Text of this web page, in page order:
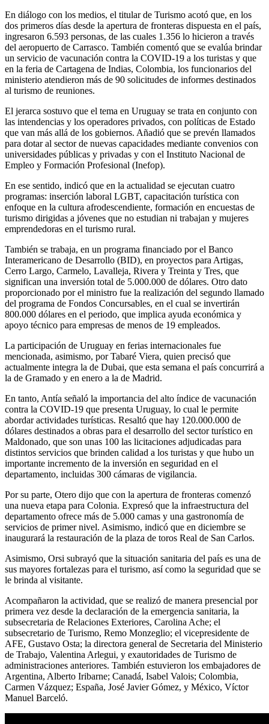
En diálogo con los medios, el titular de Turismo acotó que, en los
dos primeros días desde la apertura de fronteras dispuesta en el país,
ingresaron 6.593 personas, de las cuales 1.356 lo hicieron a través
del aeropuerto de Carrasco. También comentó que se evalúa brindar
un servicio de vacunación contra la COVID-19 a los turistas y que
en la feria de Cartagena de Indias, Colombia, los funcionarios del
ministerio atendieron más de 90 solicitudes de informes destinados
al turismo de reuniones.
El jerarca sostuvo que el tema en Uruguay se trata en conjunto con
las intendencias y los operadores privados, con políticas de Estado
que van más allá de los gobiernos. Añadió que se prevén llamados
para dotar al sector de nuevas capacidades mediante convenios con
universidades públicas y privadas y con el Instituto Nacional de
Empleo y Formación Profesional (Inefop).
En ese sentido, indicó que en la actualidad se ejecutan cuatro
programas: inserción laboral LGBT, capacitación turística con
enfoque en la cultura afrodescendiente, formación en encuestas de
turismo dirigidas a jóvenes que no estudian ni trabajan y mujeres
emprendedoras en el turismo rural.
También se trabaja, en un programa financiado por el Banco
Interamericano de Desarrollo (BID), en proyectos para Artigas,
Cerro Largo, Carmelo, Lavalleja, Rivera y Treinta y Tres, que
significan una inversión total de 5.000.000 de dólares. Otro dato
proporcionado por el ministro fue la realización del segundo llamado
del programa de Fondos Concursables, en el cual se invertirán
800.000 dólares en el periodo, que implica ayuda económica y
apoyo técnico para empresas de menos de 19 empleados.
La participación de Uruguay en ferias internacionales fue
mencionada, asimismo, por Tabaré Viera, quien precisó que
actualmente integra la de Dubai, que esta semana el país concurrirá a
la de Gramado y en enero a la de Madrid.
En tanto, Antía señaló la importancia del alto índice de vacunación
contra la COVID-19 que presenta Uruguay, lo cual le permite
abordar actividades turísticas. Resaltó que hay 120.000.000 de
dólares destinados a obras para el desarrollo del sector turístico en
Maldonado, que son unas 100 las licitaciones adjudicadas para
distintos servicios que brinden calidad a los turistas y que hubo un
importante incremento de la inversión en seguridad en el
departamento, incluidas 300 cámaras de vigilancia.
Por su parte, Otero dijo que con la apertura de fronteras comenzó
una nueva etapa para Colonia. Expresó que la infraestructura del
departamento ofrece más de 5.000 camas y una gastronomía de
servicios de primer nivel. Asimismo, indicó que en diciembre se
inaugurará la restauración de la plaza de toros Real de San Carlos.
Asimismo, Orsi subrayó que la situación sanitaria del país es una de
sus mayores fortalezas para el turismo, así como la seguridad que se
le brinda al visitante.
Acompañaron la actividad, que se realizó de manera presencial por
primera vez desde la declaración de la emergencia sanitaria, la
subsecretaria de Relaciones Exteriores, Carolina Ache; el
subsecretario de Turismo, Remo Monzeglio; el vicepresidente de
AFE, Gustavo Osta; la directora general de Secretaria del Ministerio
de Trabajo, Valentina Arlegui, y exautoridades de Turismo de
administraciones anteriores. También estuvieron los embajadores de
Argentina, Alberto Iribarne; Canadá, Isabel Valois; Colombia,
Carmen Vázquez; España, José Javier Gómez, y México, Víctor
Manuel Barceló.